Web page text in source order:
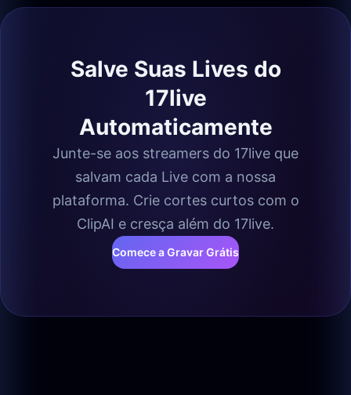
Salve Suas Lives do
17live
Automaticamente
Junte-se aos streamers do 17live que
salvam cada Live com a nossa
plataforma. Crie cortes curtos com o
ClipAI e cresça além do 17live.
Comece a Gravar Grátis